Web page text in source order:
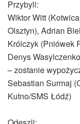
Przybyli:
Wiktor Witt
Olsztyn), Adrian
Królczyk (Pniówek
Denys
– zostanie
Sebastian Surmaj
Kutno/SMS Łódź)